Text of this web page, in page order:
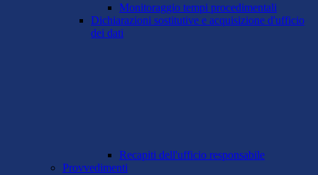
Monitoraggio tempi procedimentali
Dichiarazioni sostitutive e acquisizione d'ufficio
dei dati
Recapiti dell'ufficio responsabile
Provvedimenti